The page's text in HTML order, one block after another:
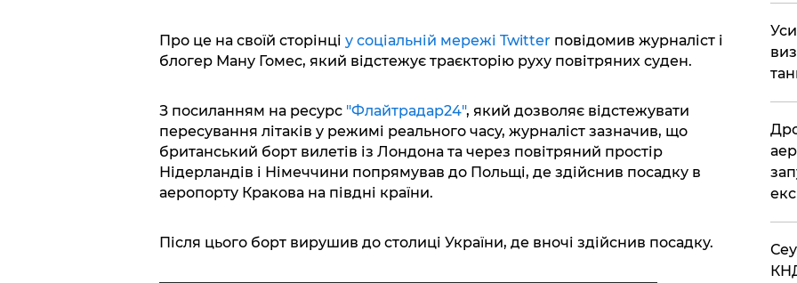
Про це на своїй сторінці у соціальній мережі Twitter повідомив журналіст і
блогер Ману Гомес, який відстежує траєкторію руху повітряних суден.
З посиланням на ресурс"Флайтрадар24", який дозволяє відстежувати
пересування літаків у режимі реального часу, журналіст зазначив, що
британський борт вилетів із Лондона та через повітряний простір
Нідерландів і Німеччини попрямував до Польщі, де здійснив посадку в
аеропорту Кракова на півдні країни.
Після цього борт вирушив до столиці України, де вночі здійснив посадку.